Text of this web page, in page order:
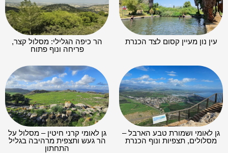
עין נון מעיין קסום לצד הכנרת
הר כיפה הגלילי: מסלול קצר,
פריחה ונוף פתוח
גן לאומי ושמורת טבע הארבל –
מסלולים, תצפיות ונוף הכנרת
גן לאומי קרני חיטין – מסלול על
הר געש ותצפית מרהיבה בגליל
התחתון